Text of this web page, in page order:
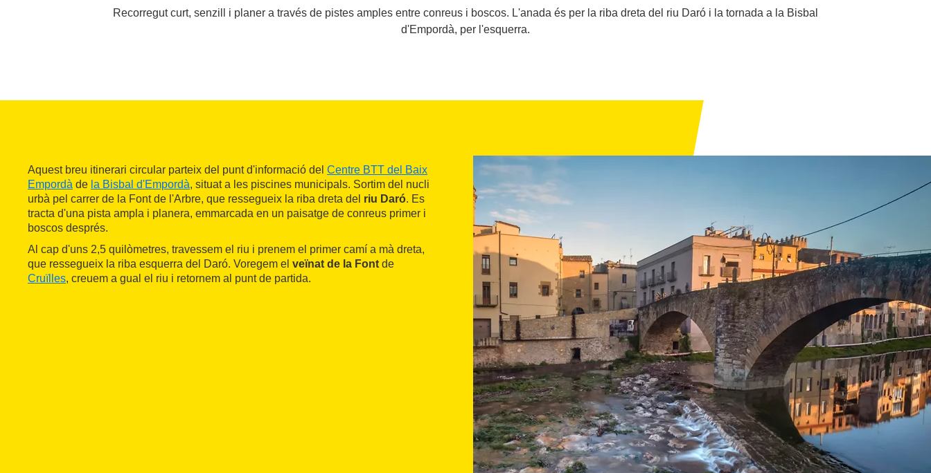
Recorregut curt, senzill i planer a través de pistes amples entre conreus i boscos. L'anada és per la riba dreta del riu Daró i la tornada a la Bisbal
d'Empordà, per l'esquerra.
Aquest breu itinerari circular parteix del punt d'informació del Centre BTT del Baix
Empordà de la Bisbal d'Empordà, situat a les piscines municipals. Sortim del nucli
urbà pel carrer de la Font de l'Arbre, que ressegueix la riba dreta del riu Daró. Es
tracta d'una pista ampla i planera, emmarcada en un paisatge de conreus primer i
boscos després.
Al cap d'uns 2,5 quilòmetres, travessem el riu i prenem el primer camí a mà dreta,
que ressegueix la riba esquerra del Daró. Voregem el veïnat de la Font de
Cruïlles, creuem a gual el riu i retornem al punt de partida.